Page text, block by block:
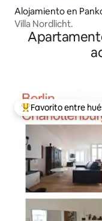
Alojamiento en
Villa Nordlicht.
Favorito entre
Favorito entre